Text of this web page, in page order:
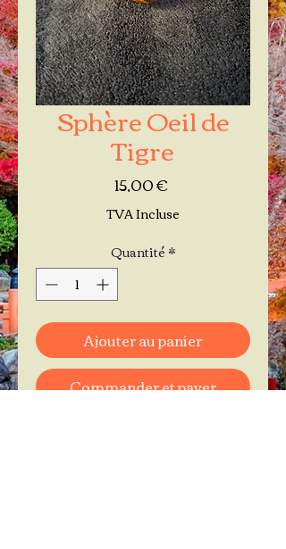
Sphère Oeil de
Tigre
15,00 €Prix
TVA Incluse
Quantité*
Ajouter au panier
Commander et payer